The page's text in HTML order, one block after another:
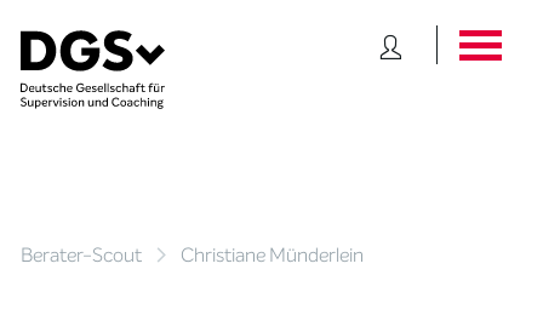
Berater-Scout Christiane Münderlein